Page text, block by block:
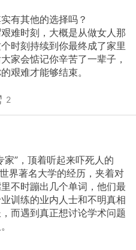
有其他的选择吗？
难时刻，大概是从做女人那
时刻持续到你最终成了家里
家会惦记你辛苦了一辈子，
艰难才能够结束。
2
家”，顶着听起来吓死人的
界著名大学的经历，夹着对
不时蹦出几个单词，他们最
训练的业内人士和不明真相
而遇到真正想讨论学术问题